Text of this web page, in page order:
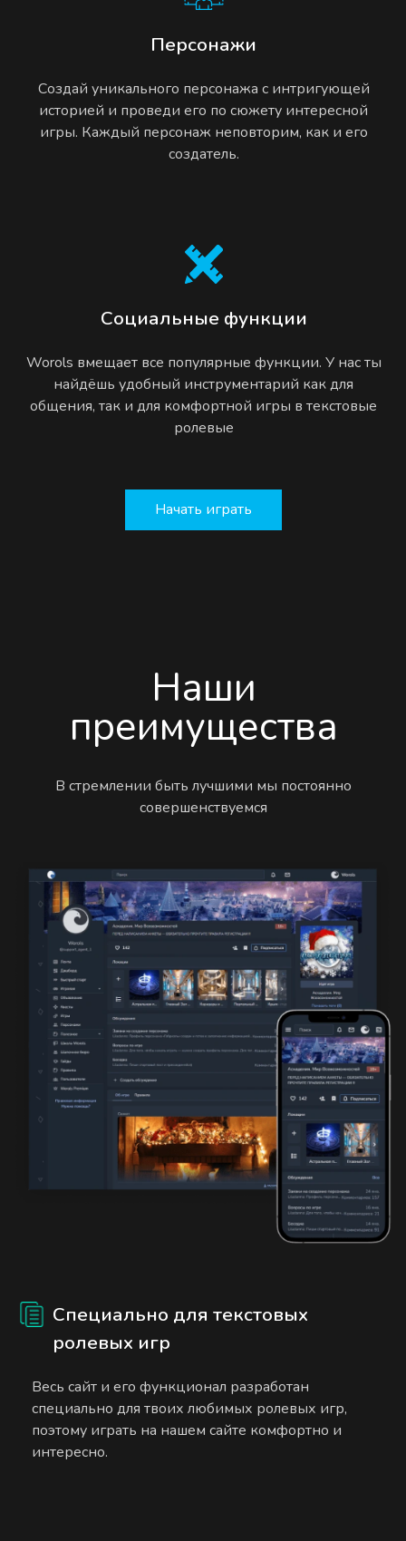
Персонажи
Создай уникального персонажа с интригующей
историей и проведи его по сюжету интересной
игры. Каждый персонаж неповторим, как и его
создатель.
Социальные функции
Worols вмещает все популярные функции. У нас ты
найдёшь удобный инструментарий как для
общения, так и для комфортной игры в текстовые
ролевые
Начать играть
Наши
преимущества
В стремлении быть лучшими мы постоянно
совершенствуемся
Специально для текстовых
ролевых игр
Весь сайт и его функционал разработан
специально для твоих любимых ролевых игр,
поэтому играть на нашем сайте комфортно и
интересно.